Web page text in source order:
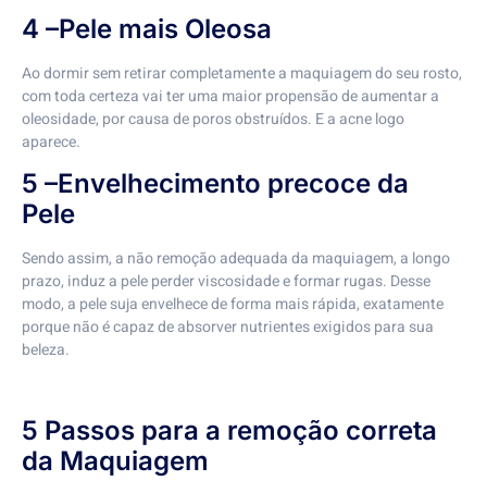
4 –Pele mais Oleosa
Ao dormir sem retirar completamente a maquiagem do seu rosto,
com toda certeza vai ter uma maior propensão de aumentar a
oleosidade, por causa de poros obstruídos. E a acne logo
aparece.
5 –Envelhecimento precoce da
Pele
Sendo assim, a não remoção adequada da maquiagem, a longo
prazo, induz a pele perder viscosidade e formar rugas. Desse
modo, a pele suja envelhece de forma mais rápida, exatamente
porque não é capaz de absorver nutrientes exigidos para sua
beleza.
5 Passos para a remoção correta
da Maquiagem